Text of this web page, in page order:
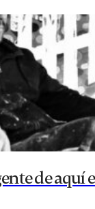
de aquí